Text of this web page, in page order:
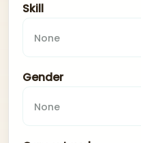
Skill
None
Gender
None